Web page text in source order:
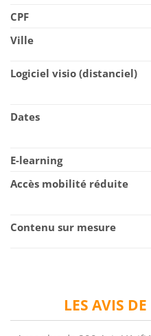
LES AVIS
CPF
Ville
Logiciel visio (distanciel)
Dates
E-learning
Accès mobilité réduite
Contenu sur mesure